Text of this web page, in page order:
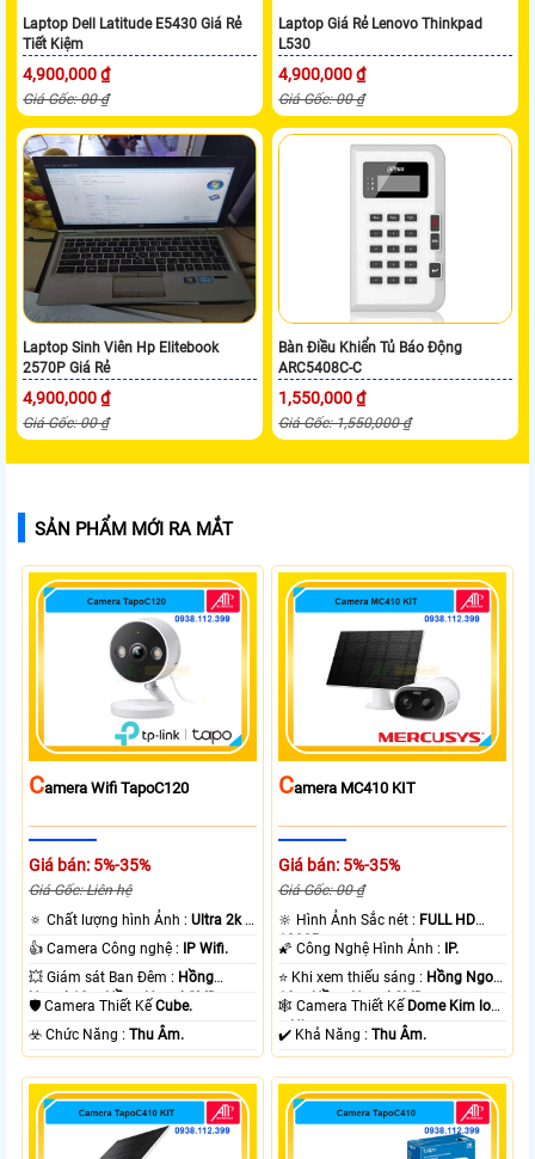
Laptop Dell Latitude E5430 Giá Rẻ
Tiết Kiệm
4,900,000 ₫
Giá Gốc: 00 ₫
Laptop Giá Rẻ Lenovo Thinkpad
L530
4,900,000 ₫
Giá Gốc: 00 ₫
Laptop Sinh Viên Hp Elitebook
2570P Giá Rẻ
4,900,000 ₫
Giá Gốc: 00 ₫
Bàn Điều Khiển Tủ Báo Động
ARC5408C-C
1,550,000 ₫
Giá Gốc: 1,550,000 ₫
SẢN PHẨM MỚI RA MẮT
CAmera Wifi TapoC120
Giá bán: 5%-35%
Giá Gốc: Liên hệ
🔅 Chất lượng hình Ảnh :Ultra 2k +
.
👍 Camera Công nghệ :
IP Wifi.
💥 Giám sát Ban Đêm : Hồng
Ngoại 10m Hồng Ngoại SMD.
🛡 Camera Thiết KếCube.
️☣️ Chức Năng :Thu Âm.
CAmera MC410 KIT
Giá bán: 5%-35%
Giá Gốc: 00 ₫
🔆 Hình Ảnh Sắc nét : FULL HD
1080P .
🌠 Công Nghệ Hình Ảnh :
IP.
⭐ Khi xem thiếu sáng : Hồng Ngoại
10m Hồng Ngoại SMD.
🕸️ Camera Thiết Kế Dome Kim loại
+ Nhựa.
️✔️ Khả Năng :Thu Âm.